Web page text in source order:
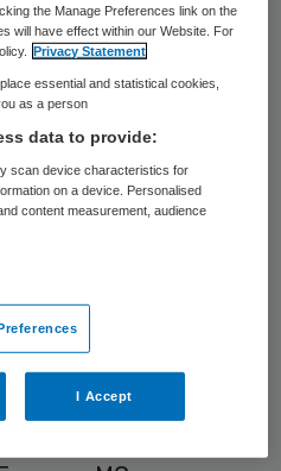
daarna schoot hij in
Erasmus MC docent
(43) dood. De
met
eigen huis aan het
in het Erasmus MC.
een
aan de
Daarop was
the Manage Preferences link on the
will have effect within our Website. For
Privacy Statement
essential and statistical cookies,
as a person
data to provide:
scan device characteristics for
on a device. Personalised
content measurement, audience
I Accept